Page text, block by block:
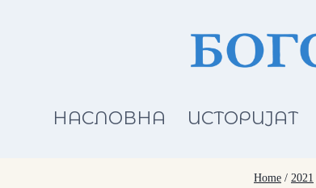
НАСЛОВНА ИСТОРИЈАТ
Home / 2021